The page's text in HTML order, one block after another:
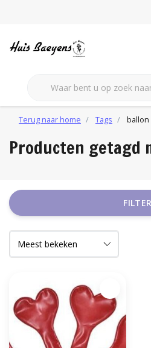
Terug naar home Tags ballon
Producten getagd
FILTER